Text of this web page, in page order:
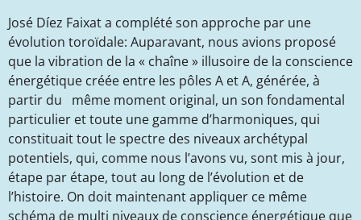
José Díez Faixat a complété son approche par une
évolution toroïdale: Auparavant, nous avions proposé
que la vibration de la « chaîne » illusoire de la conscience
énergétique créée entre les pôles A et A, générée, à
partir du même moment original, un son fondamental
particulier et toute une gamme d’harmoniques, qui
constituait tout le spectre des niveaux archétypal
potentiels, qui, comme nous l’avons vu, sont mis à jour,
étape par étape, tout au long de l’évolution et de
l’histoire. On doit maintenant appliquer ce même
schéma de multi niveaux de conscience énergétique que